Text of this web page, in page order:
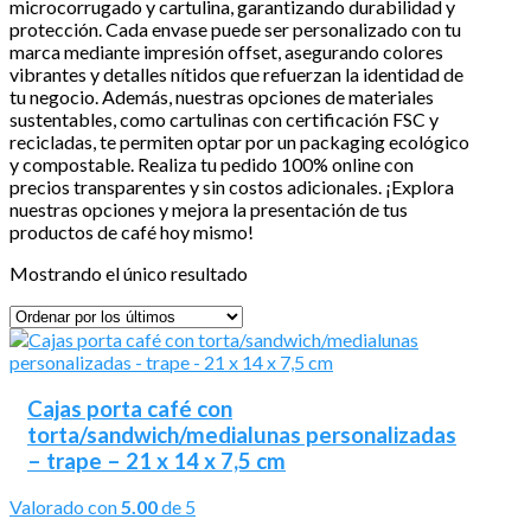
microcorrugado y cartulina, garantizando durabilidad y
protección. Cada envase puede ser personalizado con tu
marca mediante impresión offset, asegurando colores
vibrantes y detalles nítidos que refuerzan la identidad de
tu negocio. Además, nuestras opciones de materiales
sustentables, como cartulinas con certificación FSC y
recicladas, te permiten optar por un packaging ecológico
y compostable. Realiza tu pedido 100% online con
precios transparentes y sin costos adicionales. ¡Explora
nuestras opciones y mejora la presentación de tus
productos de café hoy mismo!
Mostrando el único resultado
Cajas porta café con
torta/sandwich/medialunas personalizadas
– trape – 21 x 14 x 7,5 cm
Valorado con5.00de 5